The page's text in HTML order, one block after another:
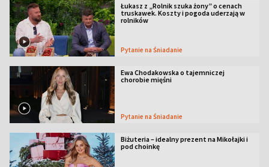
Łukasz z „Rolnik szuka żony” o cenach
truskawek. Koszty i pogoda uderzają w
rolników
Pytanie na Śniadanie
Ewa Chodakowska o tajemniczej
chorobie mięśni
Pytanie na Śniadanie
Biżuteria – idealny prezent na Mikołajki i
pod choinkę